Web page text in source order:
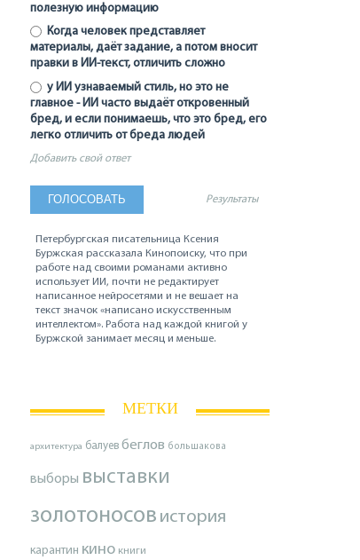
полезную информацию
Когда человек представляет
материалы, даёт задание, а потом вносит
правки в ИИ-текст, отличить сложно
у ИИ узнаваемый стиль, но это не
главное - ИИ часто выдаёт откровенный
бред, и если понимаешь, что это бред, его
легко отличить от бреда людей
Добавить свой ответ
Результаты
Петербургская писательница Ксения
Буржская рассказала Кинопоиску, что при
работе над своими романами активно
использует ИИ, почти не редактирует
написанное нейросетями и не вешает на
текст значок «написано искусственным
интеллектом». Работа над каждой книгой у
Буржской занимает месяц и меньше.
МЕТКИ
архитектура балуев беглов большакова
выборы выставки
золотоносов история
карантин кино книги